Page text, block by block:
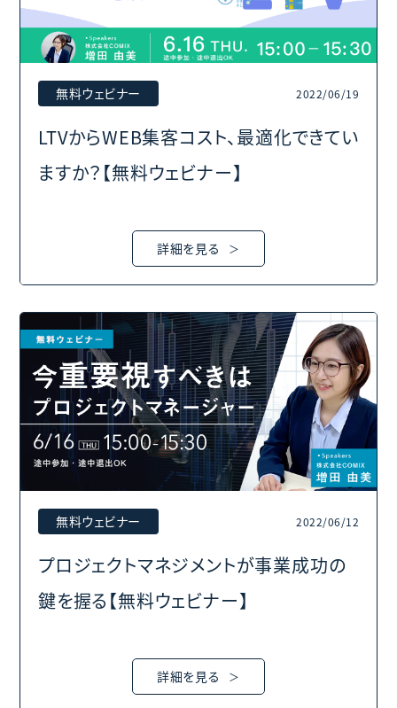
無料ウェビナー 2022/06/19
LTVからWEB集客コスト、最適化できてい
ますか？【無料ウェビナー】
詳細を見る
無料ウェビナー 2022/06/12
プロジェクトマネジメントが事業成功の
鍵を握る【無料ウェビナー】
詳細を見る